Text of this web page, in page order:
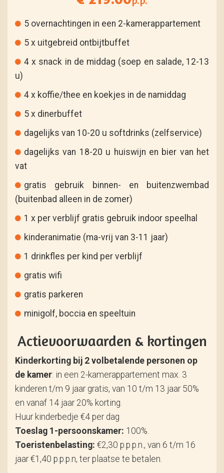
5 overnachtingen in een 2-kamerappartement
5 x uitgebreid ontbijtbuffet
4 x snack in de middag (soep en salade, 12-13
u)
4 x koffie/thee en koekjes in de namiddag
5 x dinerbuffet
dagelijks van 10-20 u softdrinks (zelfservice)
dagelijks van 18-20 u huiswijn en bier van het
vat
gratis gebruik binnen- en buitenzwembad
(buitenbad alleen in de zomer)
1 x per verblijf gratis gebruik indoor speelhal
kinderanimatie (ma-vrij van 3-11 jaar)
1 drinkfles per kind per verblijf
gratis wifi
gratis parkeren
minigolf, boccia en speeltuin
Actievoorwaarden & kortingen
Kinderkorting bij 2 volbetalende personen op
de kamer: in een 2-kamerappartement max. 3
kinderen t/m 9 jaar gratis, van 10 t/m 13 jaar 50%
en vanaf 14 jaar 20% korting.
Huur kinderbedje €4 per dag
Toeslag 1-persoonskamer: 100%.
Toeristenbelasting: €2,30 p.p.p.n., van 6 t/m 16
jaar €1,40 p.p.p.n, ter plaatse te betalen.